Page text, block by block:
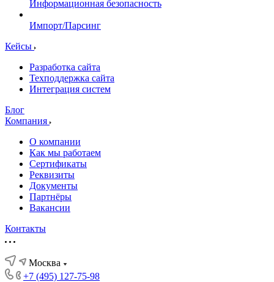
Информационная безопасность
Импорт/Парсинг
Кейсы
Разработка сайта
Техподдержка сайта
Интеграция систем
Блог
Компания
О компании
Как мы работаем
Сертификаты
Реквизиты
Документы
Партнёры
Вакансии
Контакты
Москва
+7 (495) 127-75-98